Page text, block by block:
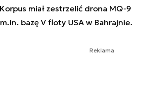
miał zestrzelić drona MQ-9
bazę V floty USA w Bahrajnie.
Reklama